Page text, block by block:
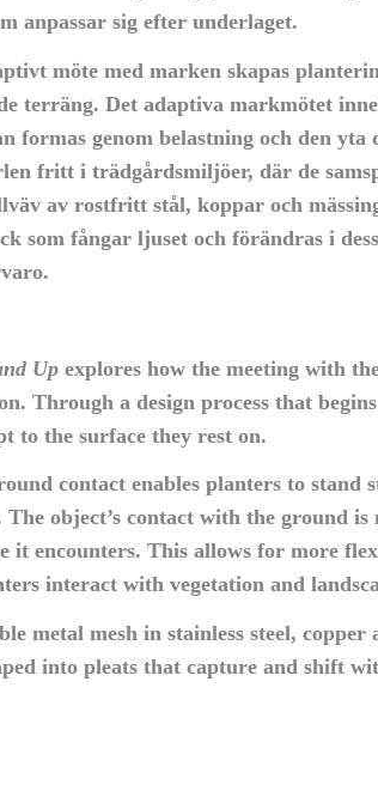
anpassar sig efter underlaget.
möte med marken skapas
terräng. Det adaptiva markmötet
formas genom belastning och den
fritt i trädgårdsmiljöer, där de
av rostfritt stål, koppar och
som fångar ljuset och förändras i
Up explores how the meeting with
Through a design process that
to the surface they rest on.
contact enables planters to stand
object’s contact with the ground
it encounters. This allows for more
interact with vegetation and
metal mesh in stainless steel,
into pleats that capture and shift